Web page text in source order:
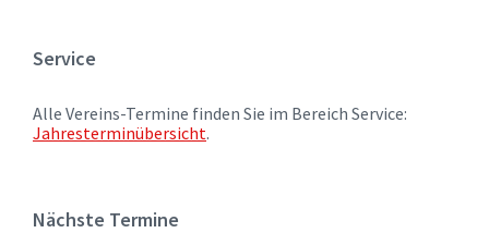
Service
Alle Vereins-Termine finden Sie im Bereich Service:
Jahresterminübersicht.
Nächste Termine